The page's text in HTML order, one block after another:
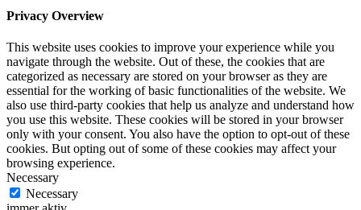
Privacy Overview
This website uses cookies to improve your experience while you
navigate through the website. Out of these, the cookies that are
categorized as necessary are stored on your browser as they are
essential for the working of basic functionalities of the website. We
also use third-party cookies that help us analyze and understand how
you use this website. These cookies will be stored in your browser
only with your consent. You also have the option to opt-out of these
cookies. But opting out of some of these cookies may affect your
browsing experience.
Necessary
Necessary